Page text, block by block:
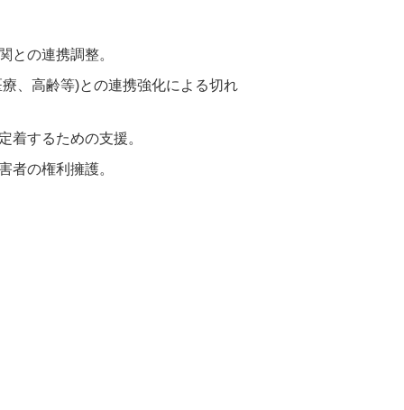
との連携調整。
、高齢等)との連携強化による切れ
着するための支援。
者の権利擁護。